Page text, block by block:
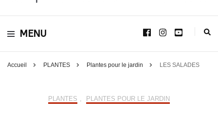
Desjardins
Inspirations &
Conseils
Avec le blog Desjardins, nous avons pour volonté de partager et de transmettre
d’aménagement d’intérieur et d’extérieur.
MENU
Accueil PLANTES Plantes pour le jardin LES SALADES
PLANTES , PLANTES POUR LE JARDIN